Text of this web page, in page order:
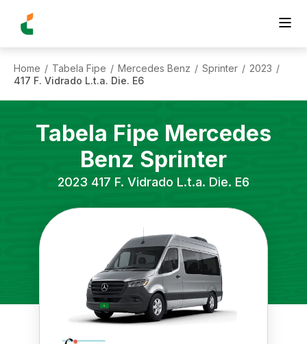
Home / Tabela Fipe / Mercedes Benz / Sprinter / 2023 /
417 F. Vidrado L.t.a. Die. E6
Tabela Fipe Mercedes
Benz Sprinter
2023 417 F. Vidrado L.t.a. Die. E6